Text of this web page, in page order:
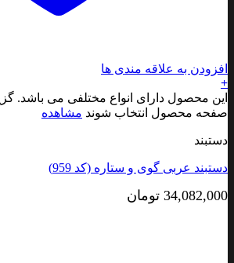
افزودن به علاقه مندی ها
+
این محصول دارای انواع مختلفی می باشد.
صفحه محصول انتخاب شوند مشاهده
دستبند
دستبند عربی گوی و ستاره (کد 959)
34,082,000 تومان